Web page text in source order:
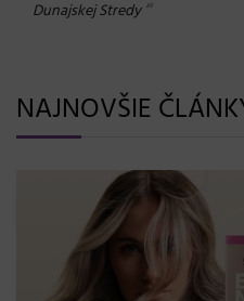
Dunajskej Stredy“
NAJNOVŠIE